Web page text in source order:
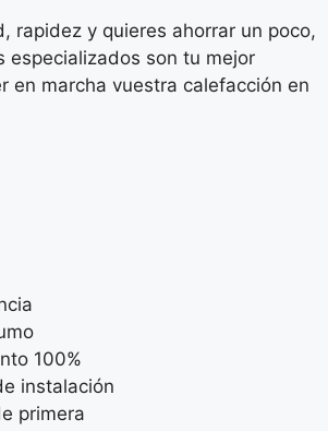
rapidez y quieres ahorrar un poco,
especializados son tu mejor
en marcha vuestra calefacción en
100%
instalación
primera